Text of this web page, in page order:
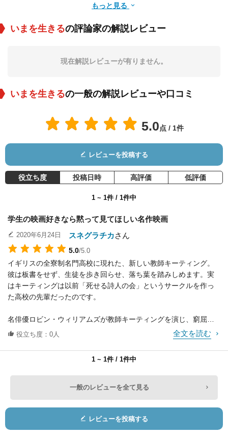
役：Steven Meeks
役：ジェラルド・ピ
役：ノーラン校長
ス
役：ペリー氏
Carla Belver
役：Mrs. Perry 役：McAlister
ジョージ・マーティ
ン
役：Dr. Hager
Joe Aufiery
役：Chemistry Teac
her
Matt Carey
役：Hopkins
役：Gloria
役：Joe Danburry 役：Mrs. Danburry
もっと見る
いまを生きるの評論家の解説レビュー
現在解説レビューが有りません。
いまを生きるの一般の解説レビューや口コミ
5.0点 / 1件
レビューを投稿する
役立ち度 投稿日時 高評価 低評価
1 ~ 1件 / 1件中
学生の映画好きなら黙って見てほしい名作映画
2020年6月24日 スネグラチカさん
5.0/5.0
イギリスの全寮制名門高校に現れた、新しい教師キーティング。
彼は板書をせず、生徒を歩き回らせ、落ち葉を踏みしめます。実
はキーティングは以前「死せる詩人の会」というサークルを作っ
た高校の先輩だったのです。
名俳優ロビン・ウィリアムズが教師キーティングを演じ、窮屈な
学生生活に風穴を開ける快作となっています。あの時代、誰もが
生きることがどんなことかわからなかったと大人になれば振り返
ることが出来るでしょう。しかし、今まさに学生生活を送ってい
る子どもたちは未だに正しい道がどんなものかをわからずに生き
ているのです。
そんな彼らにぜひ見て欲しい映画でもあります。言われた道だけ
ではなく、自分で行ってみたいと思った道に行ってみてもいい、
ということを教えてくれるでしょう。
この映画の素晴らしいところは、そんな自由奔放な教え方をして
役立ち度：0人 全文を読む
1 ~ 1件 / 1件中
一般のレビューを全て見る
レビューを投稿する